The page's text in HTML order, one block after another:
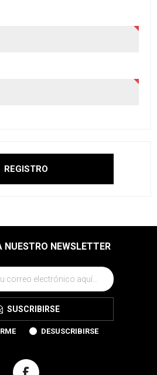
NUESTRO NEWSLETTER
SUSCRIBIRSE
DESUSCRIBIRSE